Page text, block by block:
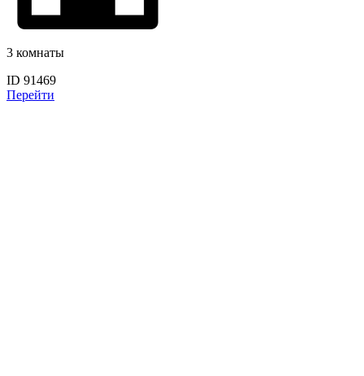
3 комнаты
ID 91469
Перейти